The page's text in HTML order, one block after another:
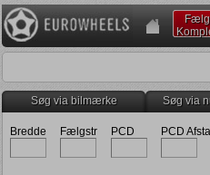
Søg via bilmærke Søg via
Bredde Fælgstr PCD PCD